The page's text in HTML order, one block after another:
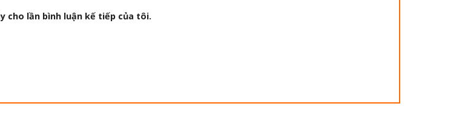
cho lần bình luận kế tiếp của tôi.